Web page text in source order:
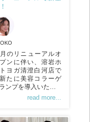
のリニューアルオ
ンに伴い、溶岩ホ
ヨガ清澄白河店で
たに美容コラーゲ
ンプを導入いた…
read more...